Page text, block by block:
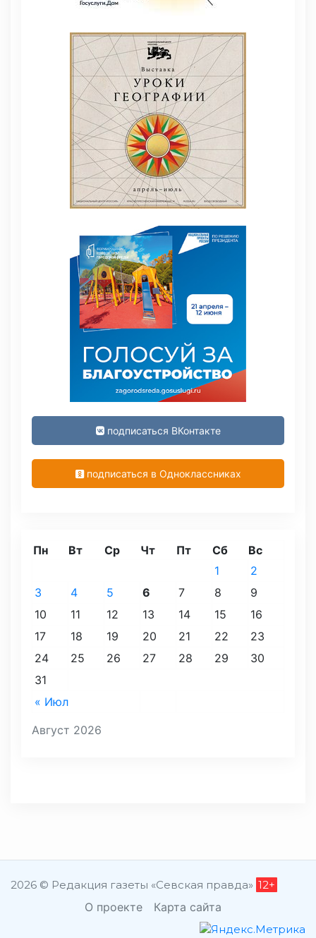
подписаться ВКонтакте
подписаться в Одноклассниках
Август 2026
Пн Вт Ср Чт Пт Сб Вс
« Июл
1
2
3
4 5 6 7 8
9
10
11 12 13 14 15
16
17
18 19 20 21 22
23
24
25 26 27 28 29
30
31
2026 © Редакция газеты «Севская правда» 12+
О проекте Карта сайта